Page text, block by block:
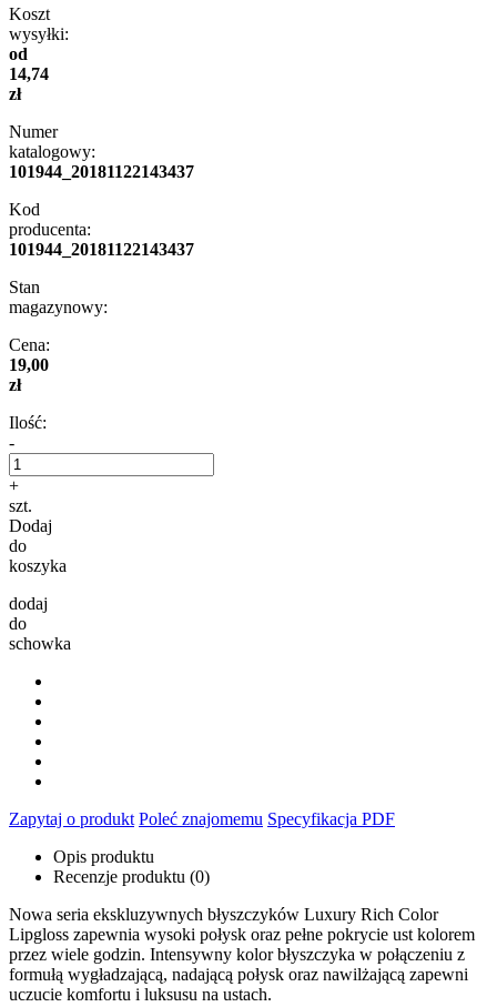
Koszt
wysyłki:
od
14,74
zł
Numer
katalogowy:
101944_20181122143437
Kod
producenta:
101944_20181122143437
Stan
magazynowy:
Cena:
19,00
zł
Ilość:
-
+
szt.
Dodaj
do
koszyka
dodaj
do
schowka
Zapytaj o produkt Poleć znajomemu Specyfikacja PDF
Opis produktu
Recenzje produktu (0)
Nowa seria ekskluzywnych błyszczyków Luxury Rich Color
Lipgloss zapewnia wysoki połysk oraz pełne pokrycie ust kolorem
przez wiele godzin. Intensywny kolor błyszczyka w połączeniu z
formułą wygładzającą, nadającą połysk oraz nawilżającą zapewni
uczucie komfortu i luksusu na ustach.